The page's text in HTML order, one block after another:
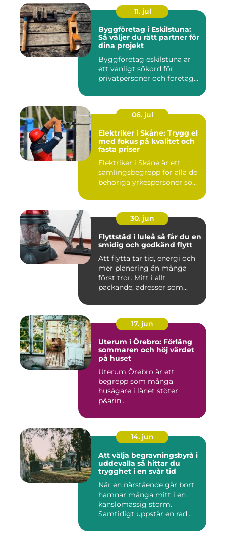
11. jul
Byggföretag i Eskilstuna:
Så väljer du rätt partner för
dina projekt
Byggföretag eskilstuna är
ett vanligt sökord för
privatpersoner och företag...
06. jul
Elektriker i Skåne: Trygg el
med fokus på kvalitet och
fasta priser
Elektriker i Skåne är ett
samlingsbegrepp för alla de
behöriga yrkespersoner so...
30. jun
Flyttstäd i luleå så får du en
smidig och godkänd flytt
Att flytta tar tid, energi och
mer planering än många
först tror. Mitt i allt
packande, adresser som...
17. jun
Uterum i Örebro: Förläng
sommaren och höj värdet
på huset
Uterum Örebro är ett
begrepp som många
husägare i länet stöter
p&arin...
14. jun
Att välja begravningsbyrå i
uddevalla så hittar du
trygghet i en svår tid
När en närstående går bort
hamnar många mitt i en
känslomässig storm.
Samtidigt uppstår en rad